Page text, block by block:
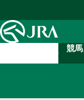
競